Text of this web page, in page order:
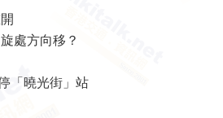
處方向移？
「曉光街」站